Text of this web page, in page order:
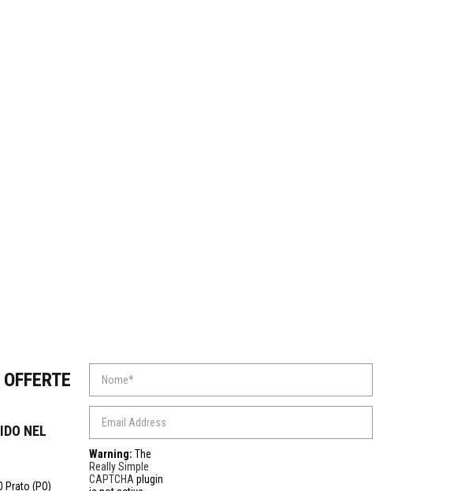
NEL
Prato (PO)
Warning: The
Really Simple
CAPTCHA plugin